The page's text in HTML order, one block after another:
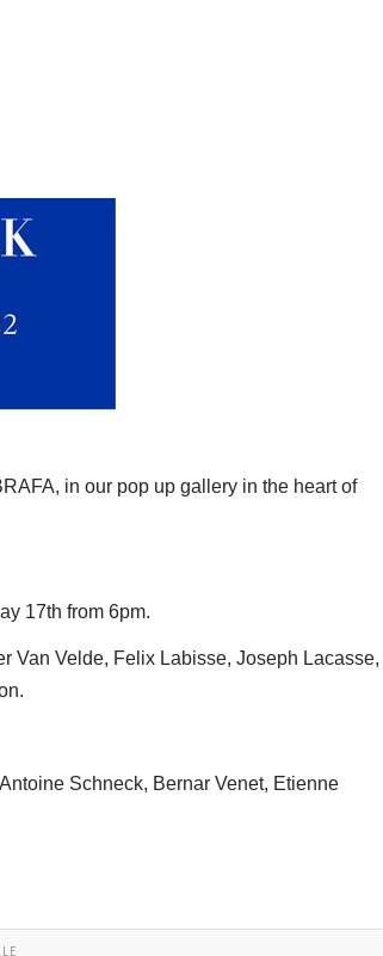
in our pop up gallery in the heart of
17th from 6pm.
Van Velde, Felix Labisse, Joseph Lacasse,
Schneck, Bernar Venet, Etienne